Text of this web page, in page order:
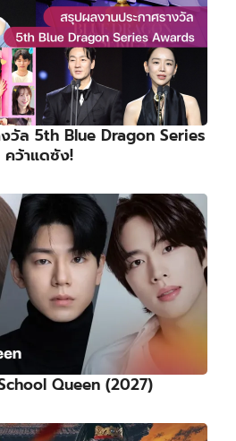
วัล 5th Blue Dragon Series
ว้าแดซัง!
Queen (2027)